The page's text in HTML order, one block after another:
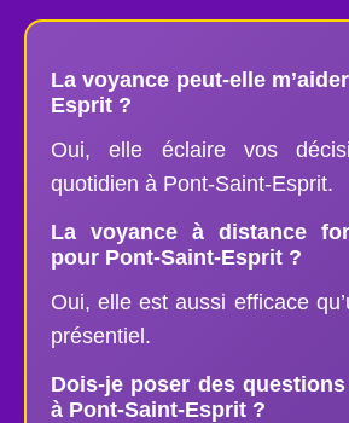
La voyance peut-elle
Esprit ?
Oui, elle éclaire vos
quotidien à Pont-Saint-Esprit.
La voyance à distance
pour Pont-Saint-Esprit ?
Oui, elle est aussi efficace
présentiel.
Dois-je poser des
à Pont-Saint-Esprit ?